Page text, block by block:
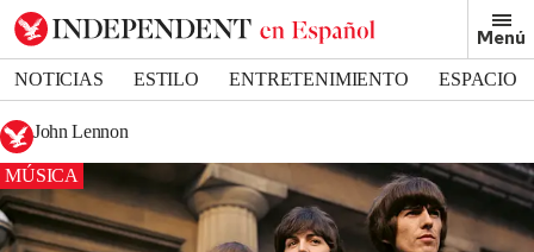
Menú
NOTICIAS ESTILO ENTRETENIMIENTO
ESPACIO
DEPORTES
John Lennon
MÚSICA